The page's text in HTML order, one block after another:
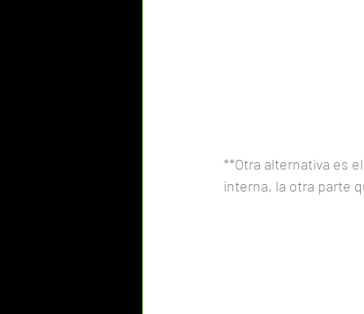
**Otra alternativa es
interna, la otra parte